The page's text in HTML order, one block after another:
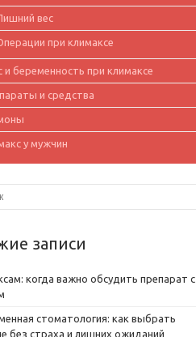
вес
при климаксе
и беременность при климаксе
и средства
у мужчин
записи
когда важно обсудить препарат с
стоматология: как выбрать
без страха и лишних ожиданий